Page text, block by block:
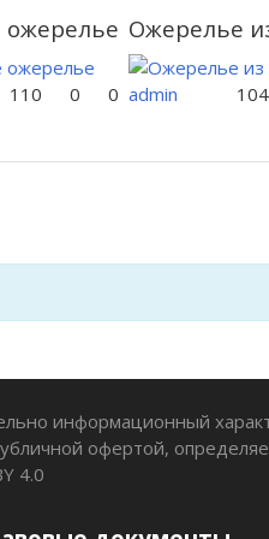
ожерелье
110 0 0
Ожерелье
admin 104
информационный
офертой,
4.0